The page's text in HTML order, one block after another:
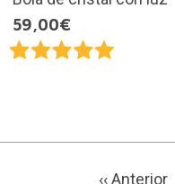
59,00€
‹‹ Anterior